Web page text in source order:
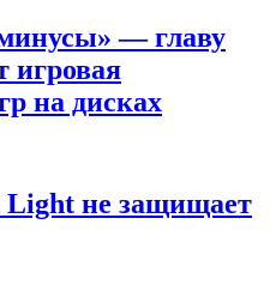
— главу
игровая
на дисках
Light не защищает